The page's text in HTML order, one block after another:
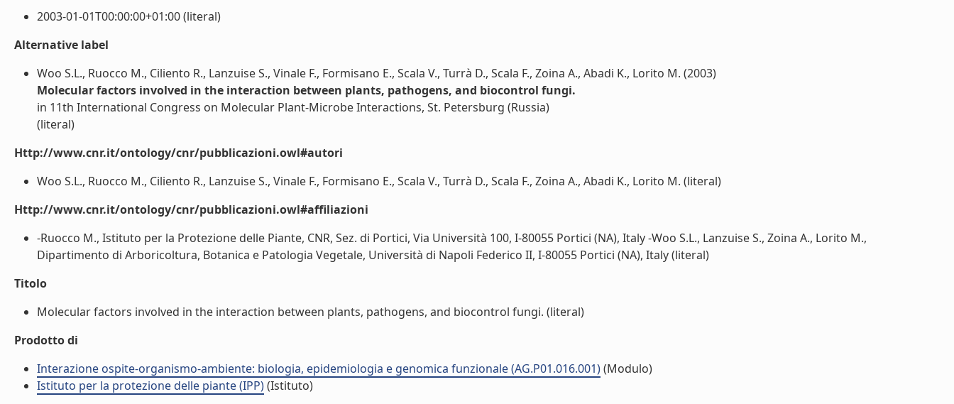
2003-01-01T00:00:00+01:00 (literal)
Alternative label
Woo S.L., Ruocco M., Ciliento R., Lanzuise S., Vinale F., Formisano E., Scala V., Turrà D., Scala F., Zoina A., Abadi K., Lorito M. (2003)
Molecular factors involved in the interaction between plants, pathogens, and biocontrol fungi.
in 11th International Congress on Molecular Plant-Microbe Interactions, St. Petersburg (Russia)
(literal)
Http://www.cnr.it/ontology/cnr/pubblicazioni.owl#autori
Woo S.L., Ruocco M., Ciliento R., Lanzuise S., Vinale F., Formisano E., Scala V., Turrà D., Scala F., Zoina A., Abadi K., Lorito M. (literal)
Http://www.cnr.it/ontology/cnr/pubblicazioni.owl#affiliazioni
-Ruocco M., Istituto per la Protezione delle Piante, CNR, Sez. di Portici, Via Università 100, I-80055 Portici (NA), Italy -Woo S.L., Lanzuise S., Zoina A., Lorito M.,
Dipartimento di Arboricoltura, Botanica e Patologia Vegetale, Università di Napoli Federico II, I-80055 Portici (NA), Italy (literal)
Titolo
Molecular factors involved in the interaction between plants, pathogens, and biocontrol fungi. (literal)
Prodotto di
Interazione ospite-organismo-ambiente: biologia, epidemiologia e genomica funzionale (AG.P01.016.001)(Modulo)
Istituto per la protezione delle piante (IPP)(Istituto)